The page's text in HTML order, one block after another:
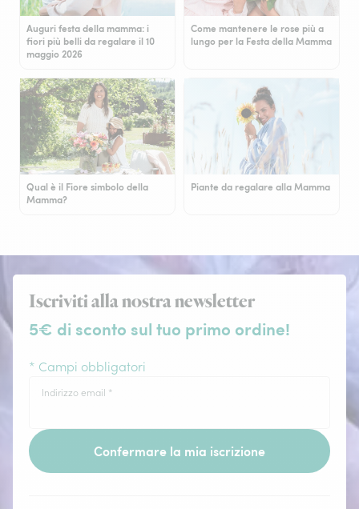
Auguri festa della mamma: i
fiori più belli da regalare il 10
maggio 2026
Come mantenere le rose più a
lungo per la Festa della Mamma
Qual è il Fiore simbolo della
Mamma?
Piante da regalare alla Mamma
Iscriviti alla nostra newsletter
5€ di sconto sul tuo primo ordine!
* Campi obbligatori
Indirizzo email *
Confermare la mia iscrizione